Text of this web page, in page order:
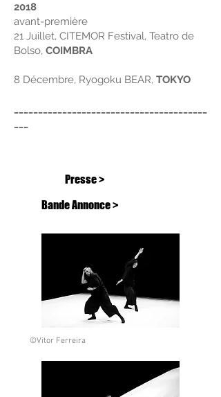
2018
avant-première
21 Juillet, CITEMOR Festival, Teatro de
Bolso, COIMBRA
8 Décembre, Ryogoku BEAR, TOKYO
Presse >
Bande Annonce >
©Vitor Ferreira